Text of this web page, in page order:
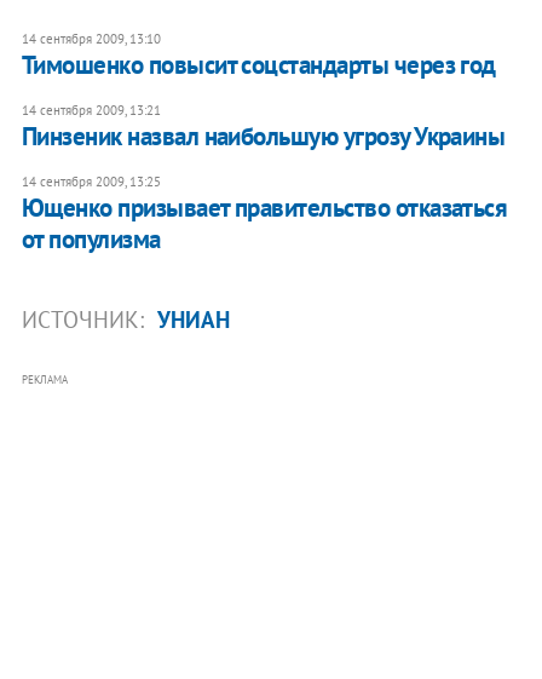
14 сентября 2009, 13:10
Тимошенко повысит соцстандарты через год
14 сентября 2009, 13:21
Пинзеник назвал наибольшую угрозу Украины
14 сентября 2009, 13:25
Ющенко призывает правительство отказаться
от популизма
ИСТОЧНИК: УНИАН
РЕКЛАМА